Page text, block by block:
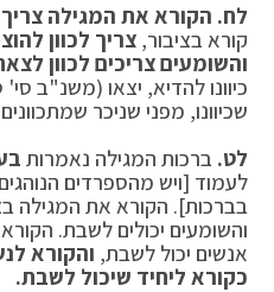
לח. הקורא את המגילה צריך
קורא בציבור,צריך לכוון
והשומעים צריכים לכוון
כיוונו להדיא, יצאו (משנ"ב
שכיוונו, מפני שניכר
לט. ברכות המגילה נאמרות
לעמוד [ויש מהספרדים
בברכות]. הקורא את המגילה
והשומעים יכולים לשבת.
אנשים יכול לשבת, והקורא
כקורא ליחיד שיכול לשבת.